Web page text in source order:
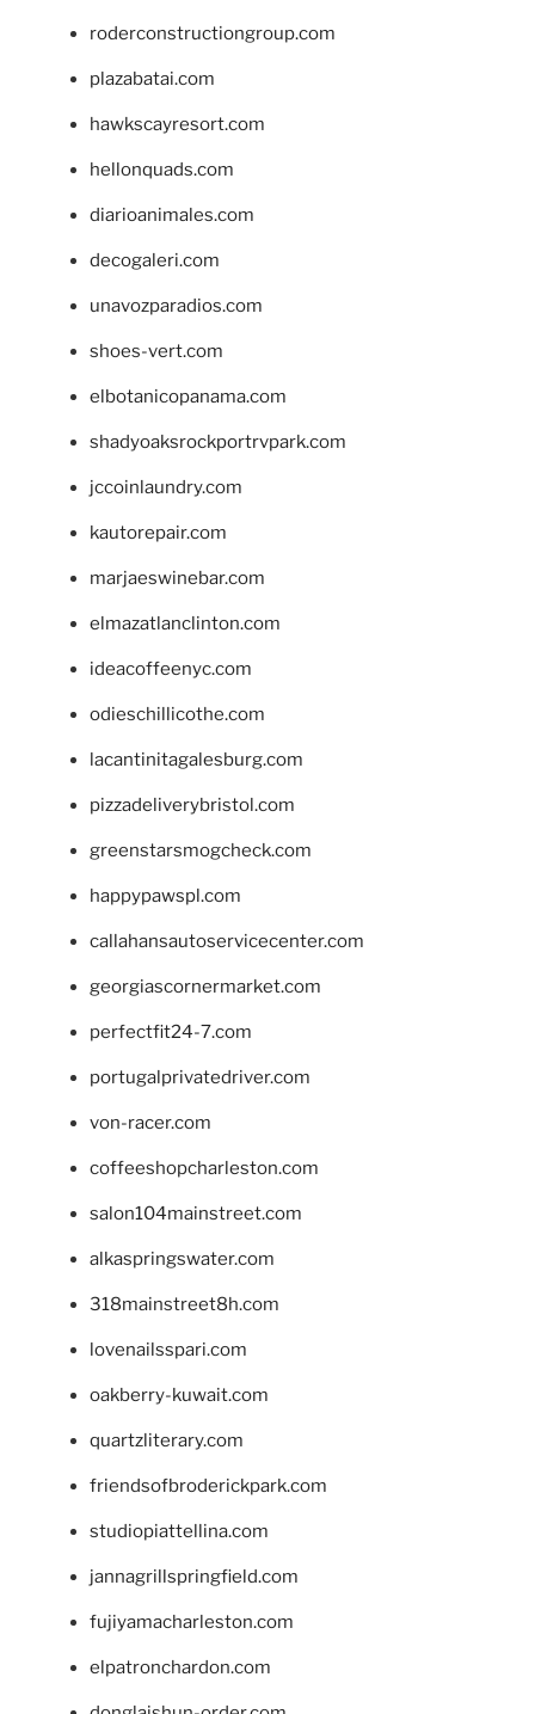
roderconstructiongroup.com
plazabatai.com
hawkscayresort.com
hellonquads.com
diarioanimales.com
decogaleri.com
unavozparadios.com
shoes-vert.com
elbotanicopanama.com
shadyoaksrockportrvpark.com
jccoinlaundry.com
kautorepair.com
marjaeswinebar.com
elmazatlanclinton.com
ideacoffeenyc.com
odieschillicothe.com
lacantinitagalesburg.com
pizzadeliverybristol.com
greenstarsmogcheck.com
happypawspl.com
callahansautoservicecenter.com
georgiascornermarket.com
perfectfit24-7.com
portugalprivatedriver.com
von-racer.com
coffeeshopcharleston.com
salon104mainstreet.com
alkaspringswater.com
318mainstreet8h.com
lovenailsspari.com
oakberry-kuwait.com
quartzliterary.com
friendsofbroderickpark.com
studiopiattellina.com
jannagrillspringfield.com
fujiyamacharleston.com
elpatronchardon.com